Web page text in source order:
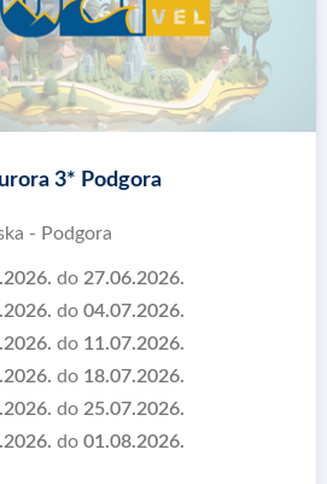
3* Podgora
- Podgora
do 27.06.2026.
do 04.07.2026.
do 11.07.2026.
do 18.07.2026.
do 25.07.2026.
do 01.08.2026.